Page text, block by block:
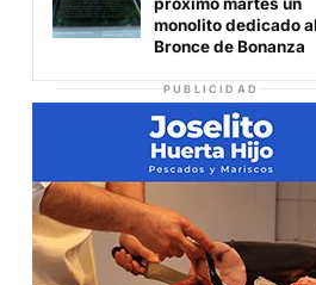
próximo martes un
monolito dedicado al
Bronce de Bonanza
PUBLICIDAD